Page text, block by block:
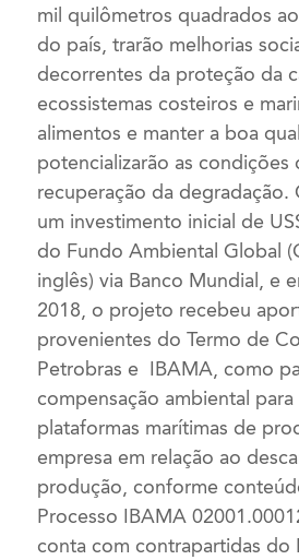
mil quilômetros quadrados
do país, trarão melhorias
decorrentes da proteção da
ecossistemas costeiros e
alimentos e manter a boa
potencializarão as condições
recuperação da
um investimento inicial de
do Fundo Ambiental Global
inglês) via Banco Mundial, e
2018, o projeto recebeu
provenientes do Termo de
Petrobras e IBAMA, como
compensação ambiental
plataformas marítimas de
empresa em relação ao
produção, conforme
Processo IBAMA
conta com contrapartidas do